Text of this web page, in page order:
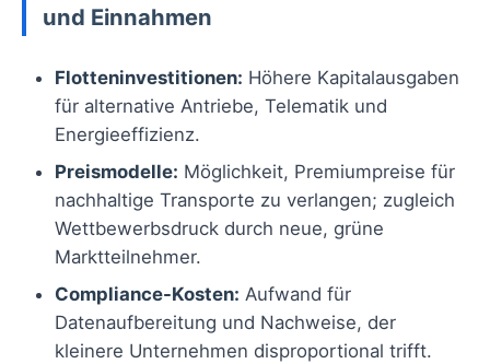
und Einnahmen
Flotteninvestitionen: Höhere Kapitalausgaben
für alternative Antriebe, Telematik und
Energieeffizienz.
Preismodelle: Möglichkeit, Premiumpreise für
nachhaltige Transporte zu verlangen; zugleich
Wettbewerbsdruck durch neue, grüne
Marktteilnehmer.
Compliance-Kosten: Aufwand für
Datenaufbereitung und Nachweise, der
kleinere Unternehmen disproportional trifft.